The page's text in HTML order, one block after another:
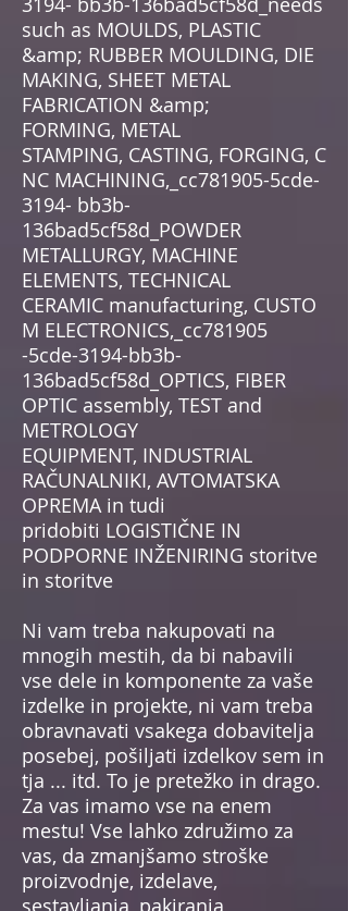
such as MOULDS, PLASTIC
&amp; RUBBER MOULDING, DIE
MAKING, SHEET METAL
FABRICATION &amp;
FORMING, METAL
STAMPING, CASTING, FORGING, C
NC MACHINING,_cc781905-5cde-
3194- bb3b-
136bad5cf58d_POWDER
METALLURGY, MACHINE
ELEMENTS, TECHNICAL
CERAMIC manufacturing, CUSTO
M ELECTRONICS,_cc781905
-5cde-3194-bb3b-
136bad5cf58d_OPTICS, FIBER
OPTIC assembly, TEST and
METROLOGY
EQUIPMENT, INDUSTRIAL
RAČUNALNIKI, AVTOMATSKA
OPREMA in tudi
pridobiti LOGISTIČNE IN
PODPORNE INŽENIRING storitve
in storitve
Ni vam treba nakupovati na
mnogih mestih, da bi nabavili
vse dele in komponente za vaše
izdelke in projekte, ni vam treba
obravnavati vsakega dobavitelja
posebej, pošiljati izdelkov sem in
tja ... itd. To je pretežko in drago.
Za vas imamo vse na enem
mestu! Vse lahko združimo za
vas, da zmanjšamo stroške
proizvodnje, izdelave,
sestavljanja, pakiranja,